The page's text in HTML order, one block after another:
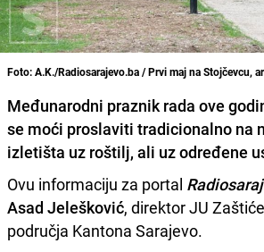
Foto: A.K./Radiosarajevo.ba / Prvi maj na Stojčevcu,
Međunarodni praznik rada ove
se moći proslaviti tradicionalno na
izletišta uz roštilj, ali uz određene
Ovu informaciju za portal
Asad Jelešković, direktor JU
područja Kantona Sarajevo.